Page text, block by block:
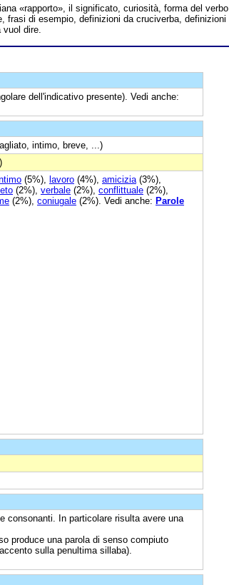
«rapporto», il significato, curiosità, forma del verbo
frasi di esempio, definizioni da cruciverba, definizioni
vuol dire.
dell'indicativo presente). Vedi anche:
intimo, breve, ...)
(5%), lavoro (4%), amicizia (3%),
(2%), verbale (2%), conflittuale (2%),
(2%), coniugale (2%). Vedi anche: Parole
consonanti. In particolare risulta avere una
produce una parola di senso compiuto
sulla penultima sillaba).